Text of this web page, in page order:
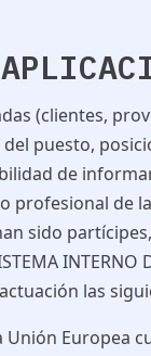
(clientes,
puesto,
de
profesional de
sido
INTERNO
las
Europea